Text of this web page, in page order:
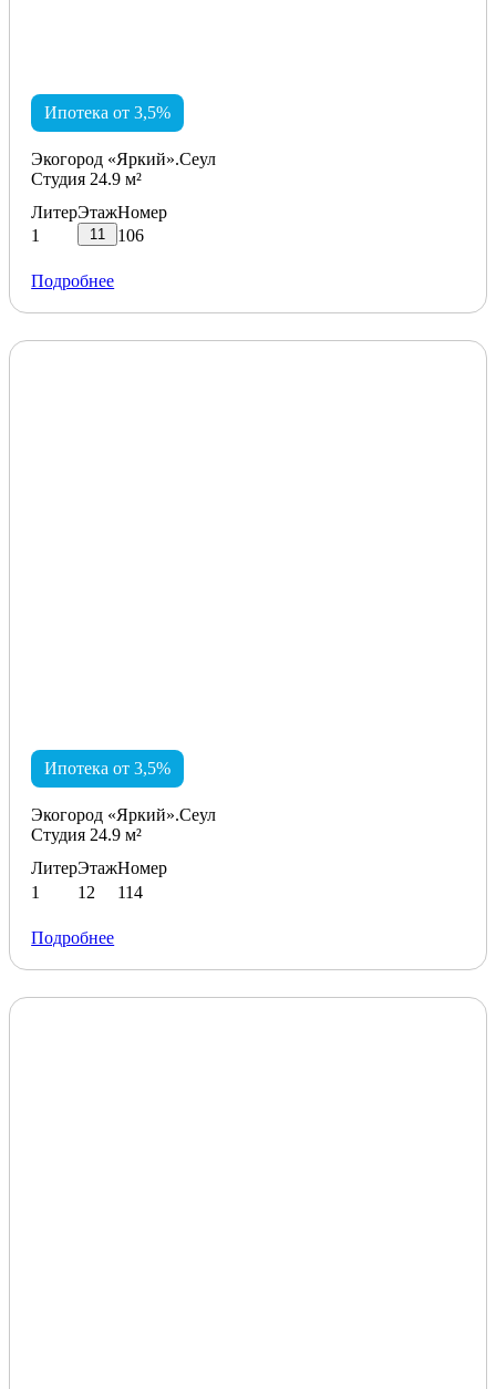
Ипотека от 3,5%
Экогород «Яркий».Сеул
Студия 24.9 м²
Литер
1
Этаж
11
Номер
106
Подробнее
Ипотека от 3,5%
Экогород «Яркий».Сеул
Студия 24.9 м²
Литер
1
Этаж
12
Номер
114
Подробнее